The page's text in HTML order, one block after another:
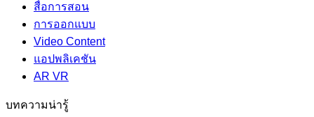
สื่อการสอน
การออกแบบ
Video Content
แอปพลิเคชัน
AR VR
บทความน่ารู้